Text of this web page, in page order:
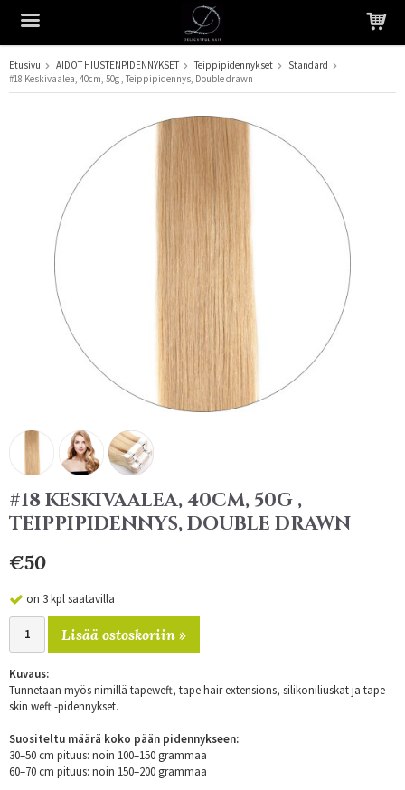
Tuote on lisätty ostoskoriin
Etusivu AIDOT HIUSTENPIDENNYKSET Teippipidennykset
Standard
#18 Keskivaalea, 40cm, 50g , Teippipidennys, Double drawn
#18 KESKIVAALEA, 40CM, 50G ,
TEIPPIPIDENNYS, DOUBLE DRAWN
€50
on 3 kpl saatavilla
Lisää ostoskoriin »
Kuvaus:
Tunnetaan myös nimillä tapeweft, tape hair extensions, silikoniliuskat ja tape
skin weft -pidennykset.
Suositeltu määrä koko pään pidennykseen:
30–50 cm pituus: noin 100–150 grammaa
60–70 cm pituus: noin 150–200 grammaa